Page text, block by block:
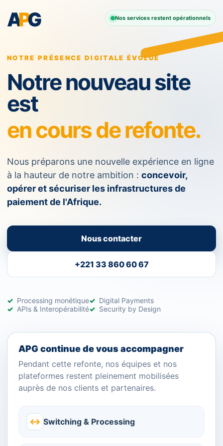
APG Nos services restent opérationnels
NOTRE PRÉSENCE DIGITALE ÉVOLUE
Notre nouveau site
est
en cours de refonte.
Nous préparons une nouvelle expérience en ligne
à la hauteur de notre ambition : concevoir,
opérer et sécuriser les infrastructures de
paiement de l'Afrique.
Nous contacter
+221 33 860 60 67
Processing monétique
Digital Payments
APIs & Interopérabilité
Security by Design
APG continue de vous accompagner
Pendant cette refonte, nos équipes et nos
plateformes restent pleinement mobilisées
auprès de nos clients et partenaires.
↔ Switching & Processing